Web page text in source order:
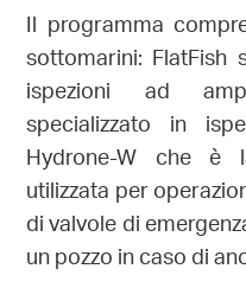
Il programma
sottomarini: FlatFish
ispezioni ad
specializzato in
Hydrone-W che è
utilizzata per
di valvole di
un pozzo in caso di